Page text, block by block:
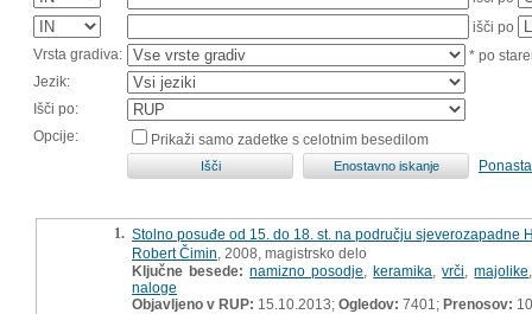
išči po
Vrsta gradiva:
* po
Jezik:
Išči po:
Opcije:
Prikaži samo zadetke s celotnim besedilom
1. Stolno posuđe od 15. do 18. st. na području sjeverozapadne
Robert Čimin , 2008, magistrsko delo
Ključne besede: namizno posodje ,keramika ,vrči ,majolike
naloge
Objavljeno v RUP: 15.10.2013; Ogledov: 7401; Prenosov: